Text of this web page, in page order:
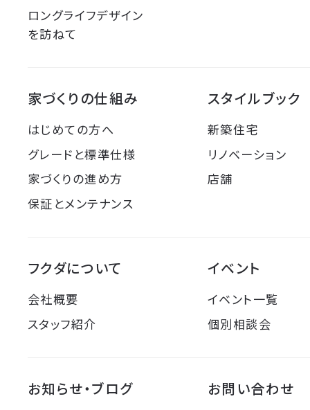
ロングライフデザイン
を訪ねて
家づくりの仕組み
はじめての方へ
グレードと標準仕様
家づくりの進め方
保証とメンテナンス
スタイルブック
新築住宅
リノベーション
店舗
フクダについて
会社概要
スタッフ紹介
イベント
イベント一覧
個別相談会
お知らせ・ブログ お問い合わせ